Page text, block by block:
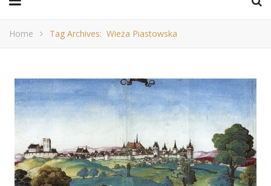
Home Tag Archives: Wieża Piastowska